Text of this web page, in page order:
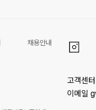
채용안내
고객센
이메일